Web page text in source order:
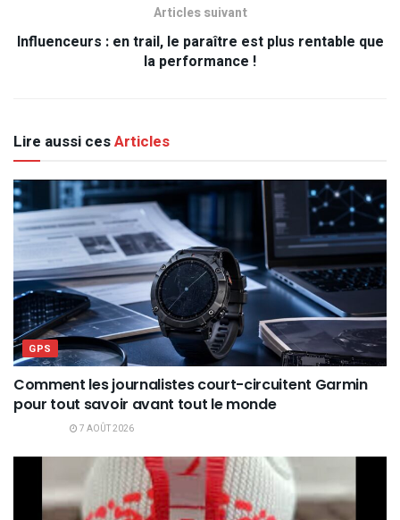
Articles suivant
Influenceurs : en trail, le paraître est plus rentable que
la performance !
Lire aussi cesArticles
GPS
Comment les journalistes court-circuitent Garmin
pour tout savoir avant tout le monde
7 AOÛT 2026